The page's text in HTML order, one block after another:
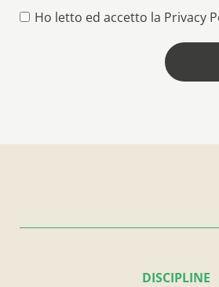
Ho letto ed accetto la Privacy
DISCIPLINE